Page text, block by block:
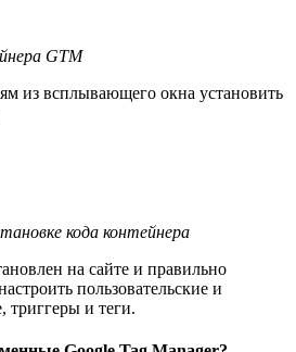
GTM
из всплывающего окна установить
кода контейнера
на сайте и правильно
пользовательские и
триггеры и теги.